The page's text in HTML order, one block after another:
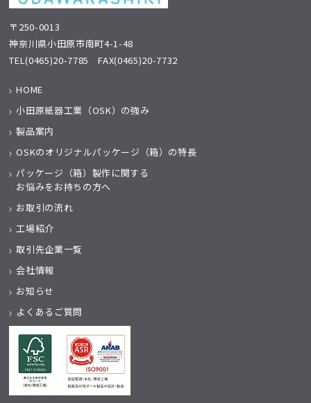
〒250-0013
神奈川県小田原市南町4-1-48
TEL(0465)20-7785 FAX(0465)20-7732
HOME
小田原紙器工業（OSK）の強み
製品案内
OSKのオリジナルパッケージ（箱）の特長
パッケージ（箱）製作に関する
お悩みをお持ちの方へ
お取引の流れ
工場紹介
取引先企業一覧
会社情報
お知らせ
よくあるご質問